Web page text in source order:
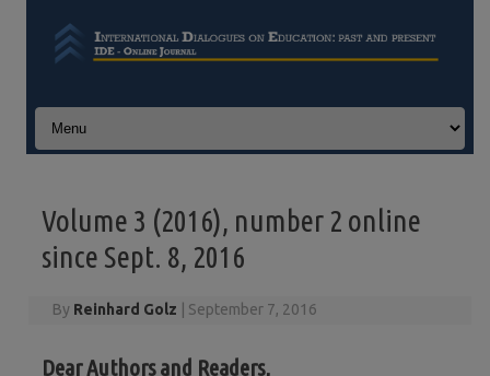
Skip to content
Volume 3 (2016), number 2 online
since Sept. 8, 2016
By Reinhard Golz September 7, 2016
Dear Authors and Readers,